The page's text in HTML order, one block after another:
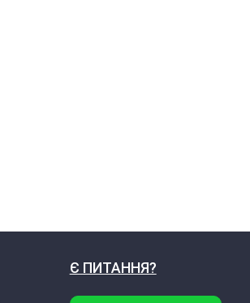
Є ПИТАННЯ?